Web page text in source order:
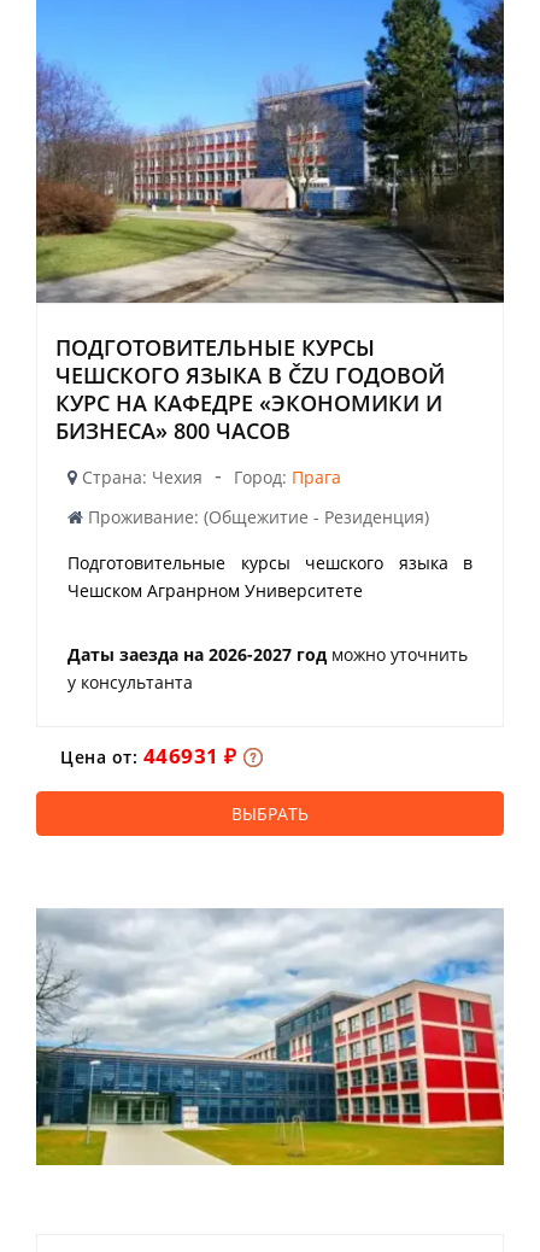
ПОДГОТОВИТЕЛЬНЫЕ КУРСЫ
ЧЕШСКОГО ЯЗЫКА В ČZU ГОДОВОЙ
КУРС НА КАФЕДРЕ «ЭКОНОМИКИ И
БИЗНЕСА» 800 ЧАСОВ
Страна: Чехия - Город: Прага
Проживание: (Общежитие - Резиденция)
Подготовительные курсы чешского языка в
Чешском Агранрном Университете
Даты заезда на 2026-2027 год можно уточнить
у консультанта
Цена от: 446931 ₽
ВЫБРАТЬ